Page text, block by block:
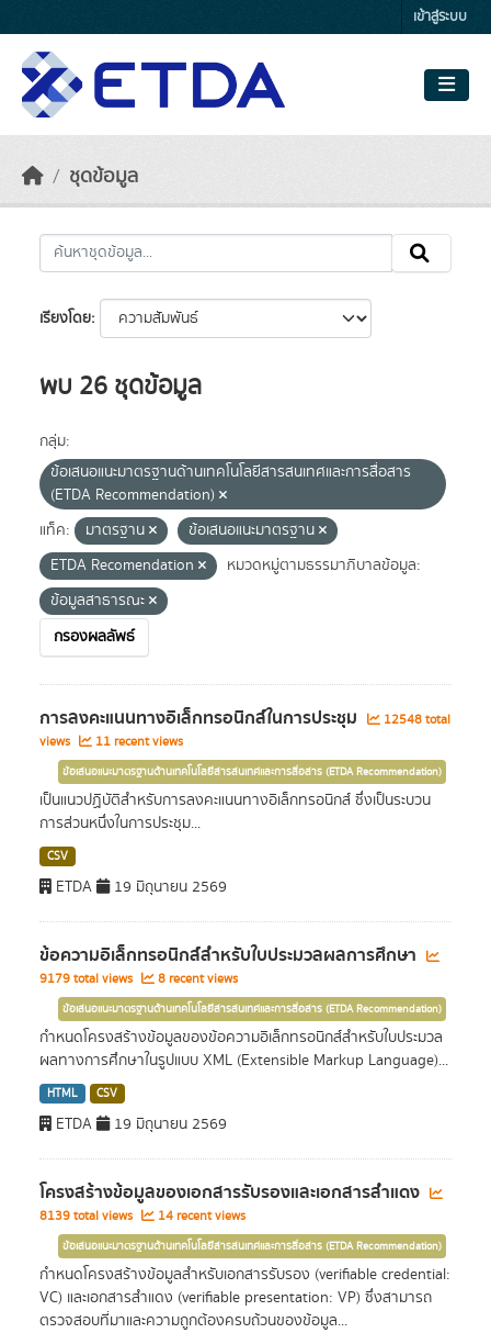
เข้าสู่ระบบ
ชุดข้อมูล
เรียงโดย
พบ 26 ชุดข้อมูล
กลุ่ม:
ข้อเสนอแนะมาตรฐานด้านเทคโนโลยีสารสนเทศและการสื่อสาร
(ETDA Recommendation)
แท็ค:
มาตรฐาน
ข้อเสนอแนะมาตรฐาน
ETDA Recomendation
หมวดหมู่ตามธรรมาภิบาลข้อมูล:
ข้อมูลสาธารณะ
กรองผลลัพธ์
การลงคะแนนทางอิเล็กทรอนิกส์ในการประชุม
12548 total
views
11 recent views
ข้อเสนอแนะมาตรฐานด้านเทคโนโลยีสารสนเทศและการสื่อสาร (ETDA Recommendation)
เป็นแนวปฏิบัติสำหรับการลงคะแนนทางอิเล็กทรอนิกส์ ซึ่งเป็นระบวน
การส่วนหนึ่งในการประชุม...
CSV
ETDA 19 มิถุนายน 2569
ข้อความอิเล็กทรอนิกส์สำหรับใบประมวลผลการศึกษา
9179 total views 8 recent views
ข้อเสนอแนะมาตรฐานด้านเทคโนโลยีสารสนเทศและการสื่อสาร (ETDA Recommendation)
กำหนดโครงสร้างข้อมูลของข้อความอิเล็กทรอนิกส์สำหรับใบประมวล
ผลทางการศึกษาในรูปแบบ XML (Extensible Markup Language)...
HTML CSV
ETDA 19 มิถุนายน 2569
โครงสร้างข้อมูลของเอกสารรับรองและเอกสารสำแดง
8139 total views 14 recent views
ข้อเสนอแนะมาตรฐานด้านเทคโนโลยีสารสนเทศและการสื่อสาร (ETDA Recommendation)
กำหนดโครงสร้างข้อมูลสำหรับเอกสารรับรอง (verifiable credential:
VC) และเอกสารสำแดง (verifiable presentation: VP) ซึ่งสามารถ
ตรวจสอบที่มาและความถูกต้องครบถ้วนของข้อมูล...